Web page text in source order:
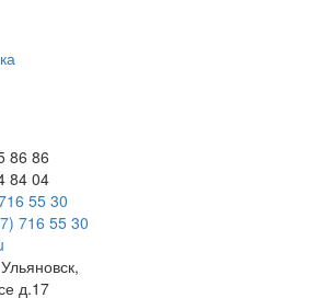
86 86
84 04
55 30
716 55 30
д.17